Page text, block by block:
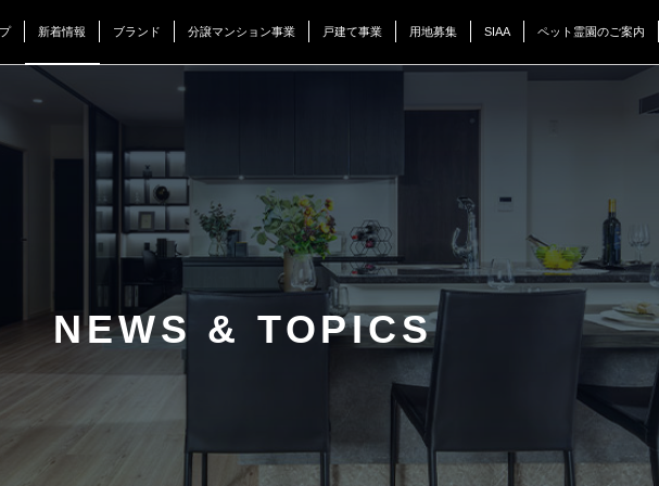
新着情報 ブランド 分譲マンション事業 戸建て事業 用地募集 SIAA ペット霊園のご案内
NEWS & TOPICS